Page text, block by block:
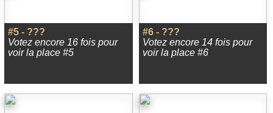
#5 - ???
Votez encore 16 fois pour
voir la place #5
#6 - ???
Votez encore 14 fois pour
voir la place #6